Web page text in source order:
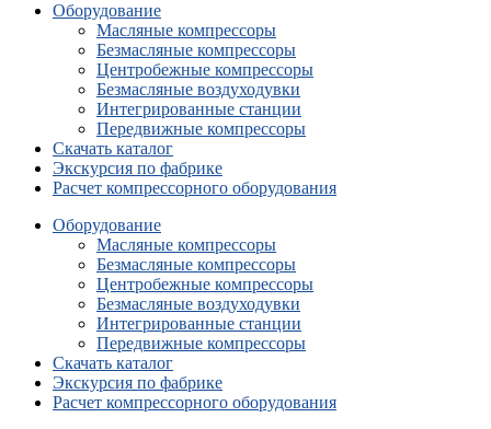
Оборудование
Масляные компрессоры
Безмасляные компрессоры
Центробежные компрессоры
Безмасляные воздуходувки
Интегрированные станции
Передвижные компрессоры
Скачать каталог
Экскурсия по фабрике
Расчет компрессорного оборудования
Оборудование
Масляные компрессоры
Безмасляные компрессоры
Центробежные компрессоры
Безмасляные воздуходувки
Интегрированные станции
Передвижные компрессоры
Скачать каталог
Экскурсия по фабрике
Расчет компрессорного оборудования